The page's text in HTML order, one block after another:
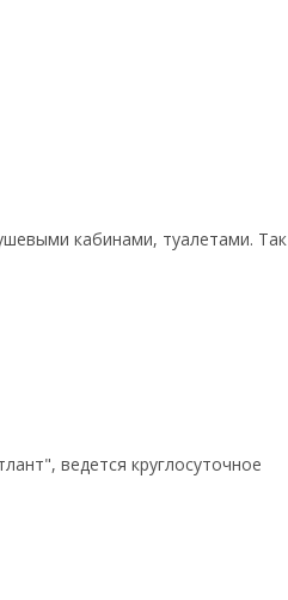
кабинами, туалетами. Так
ведется круглосуточное